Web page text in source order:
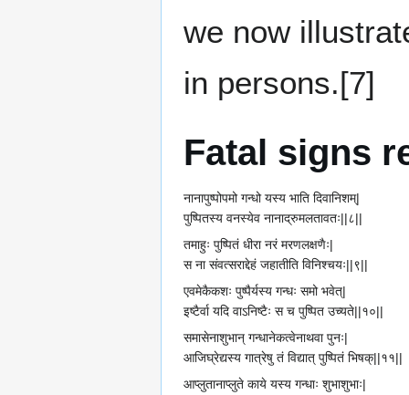
we now
in persons.[7]
Fatal signs
नानापुष्पोपमो गन्धो यस्य भाति दिवानिशम्|
पुष्पितस्य वनस्येव नानाद्रुमलतावतः||८||
तमाहुः पुष्पितं धीरा नरं मरणलक्षणैः|
स ना संवत्सराद्देहं जहातीति विनिश्चयः||९||
एवमेकैकशः पुष्पैर्यस्य गन्धः समो भवेत्|
इष्टैर्वा यदि वाऽनिष्टैः स च पुष्पित उच्यते||१०||
समासेनाशुभान् गन्धानेकत्वेनाथवा पुनः|
आजिघ्रेद्यस्य गात्रेषु तं विद्यात् पुष्पितं भिषक्||११||
आप्लुतानाप्लुते काये यस्य गन्धाः शुभाशुभाः|